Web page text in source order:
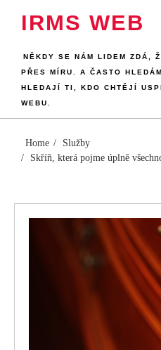
IRMS WEB
NĚKDY SE NÁM LIDEM ZDÁ,
PŘES MÍRU. A ČASTO
HLEDAJÍ TI, KDO CHTĚJÍ
WEBU.
Home
Služby
Skříň, která pojme úplně